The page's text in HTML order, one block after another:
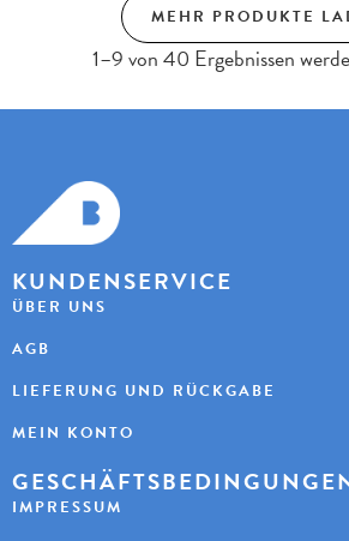
MEHR PRODUKTE
1–9 von 40 Ergebnissen
KUNDENSERVICE
ÜBER UNS
AGB
LIEFERUNG UND RÜCKGABE
MEIN KONTO
IMPRESSUM